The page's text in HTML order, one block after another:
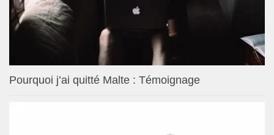
Pourquoi j’ai quitté Malte : Témoignage